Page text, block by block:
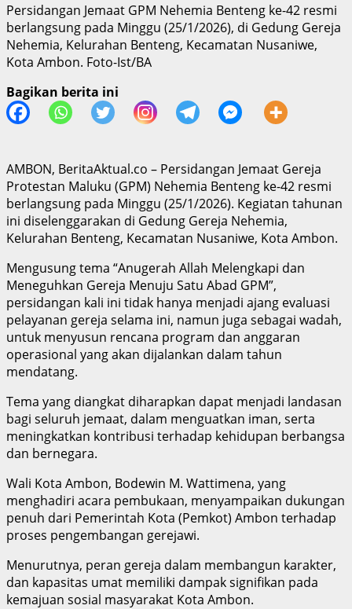
Persidangan Jemaat GPM Nehemia Benteng ke-42 resmi
berlangsung pada Minggu (25/1/2026), di Gedung Gereja
Nehemia, Kelurahan Benteng, Kecamatan Nusaniwe,
Kota Ambon. Foto-Ist/BA
Bagikan berita ini
AMBON, BeritaAktual.co – Persidangan Jemaat Gereja
Protestan Maluku (GPM) Nehemia Benteng ke-42 resmi
berlangsung pada Minggu (25/1/2026). Kegiatan tahunan
ini diselenggarakan di Gedung Gereja Nehemia,
Kelurahan Benteng, Kecamatan Nusaniwe, Kota Ambon.
Mengusung tema “Anugerah Allah Melengkapi dan
Meneguhkan Gereja Menuju Satu Abad GPM”,
persidangan kali ini tidak hanya menjadi ajang evaluasi
pelayanan gereja selama ini, namun juga sebagai wadah,
untuk menyusun rencana program dan anggaran
operasional yang akan dijalankan dalam tahun
mendatang.
Tema yang diangkat diharapkan dapat menjadi landasan
bagi seluruh jemaat, dalam menguatkan iman, serta
meningkatkan kontribusi terhadap kehidupan berbangsa
dan bernegara.
Wali Kota Ambon, Bodewin M. Wattimena, yang
menghadiri acara pembukaan, menyampaikan dukungan
penuh dari Pemerintah Kota (Pemkot) Ambon terhadap
proses pengembangan gerejawi.
Menurutnya, peran gereja dalam membangun karakter,
dan kapasitas umat memiliki dampak signifikan pada
kemajuan sosial masyarakat Kota Ambon.